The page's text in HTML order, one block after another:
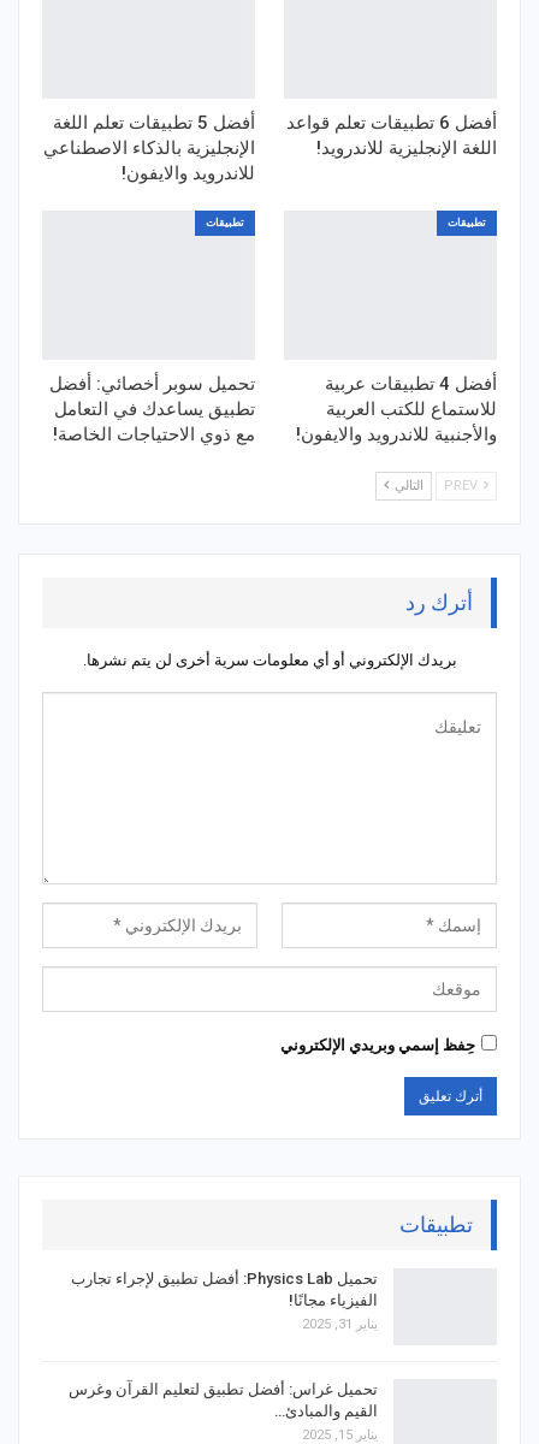
أفضل 6 تطبيقات تعلم قواعد
اللغة الإنجليزية للاندرويد!
أفضل 5 تطبيقات تعلم اللغة
الإنجليزية بالذكاء الاصطناعي
للاندرويد والايفون!
تطبيقات
أفضل 4 تطبيقات عربية
للاستماع للكتب العربية
والأجنبية للاندرويد والايفون!
تطبيقات
تحميل سوبر أخصائي: أفضل
تطبيق يساعدك في التعامل
مع ذوي الاحتياجات الخاصة!
التالي
أترك رد
بريدك الإلكتروني أو أي معلومات سرية أخرى لن يتم نشرها.
حِفظ إسمي وبريدي الإلكتروني
تطبيقات
تحميل Physics Lab: أفضل تطبيق لإجراء تجارب
الفيزياء مجانًا!
يناير 31, 2025
تحميل غراس: أفضل تطبيق لتعليم القرآن وغرس
القيم والمبادئ…
يناير 15, 2025